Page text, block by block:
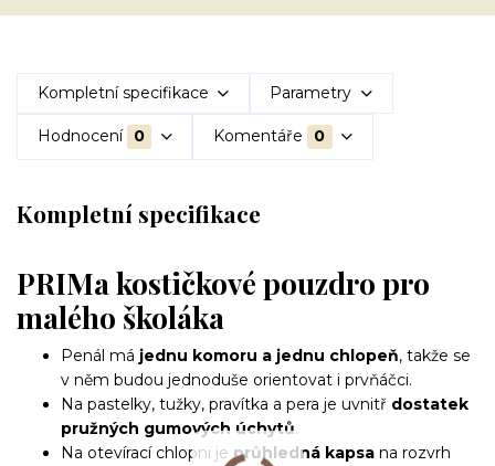
Kompletní specifikace Parametry
Hodnocení 0 Komentáře 0
Kompletní specifikace
PRIMa kostičkové pouzdro pro
malého školáka
Penál má jednu komoru a jednu chlopeň, takže se
v něm budou jednoduše orientovat i prvňáčci.
Na pastelky, tužky, pravítka a pera je uvnitř dostatek
pružných gumových úchytů.
Na otevírací chlopni je průhledná kapsa na rozvrh